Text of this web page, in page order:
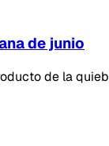
de junio
de la